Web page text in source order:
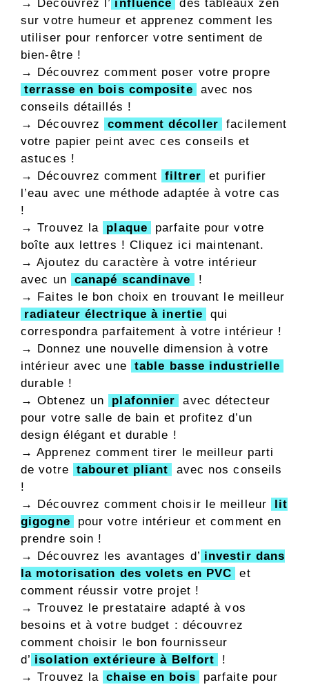
→ Découvrez l’ influence
des tableaux zen
sur votre humeur et apprenez comment les
utiliser pour renforcer votre sentiment de
bien-être !
→ Découvrez comment poser votre propre
terrasse en bois composite
avec nos
conseils détaillés !
→ Découvrez
comment décoller
facilement
votre papier peint avec ces conseils et
astuces !
→ Découvrez comment
filtrer
et purifier
l’eau avec une méthode adaptée à votre cas
!
→ Trouvez la
plaque
parfaite pour votre
boîte aux lettres ! Cliquez ici maintenant.
→ Ajoutez du caractère à votre intérieur
avec un
canapé scandinave
!
→ Faites le bon choix en trouvant le meilleur
radiateur électrique à inertie
qui
correspondra parfaitement à votre intérieur !
→ Donnez une nouvelle dimension à votre
intérieur avec une
table basse industrielle
durable !
→ Obtenez un
plafonnier
avec détecteur
pour votre salle de bain et profitez d’un
design élégant et durable !
→ Apprenez comment tirer le meilleur parti
de votre
tabouret pliant
avec nos conseils
!
→ Découvrez comment choisir le meilleur
lit
gigogne
pour votre intérieur et comment en
prendre soin !
→ Découvrez les avantages d’ investir dans
la motorisation des volets en PVC
et
comment réussir votre projet !
→ Trouvez le prestataire adapté à vos
besoins et à votre budget : découvrez
comment choisir le bon fournisseur
d’ isolation extérieure à Belfort
!
→ Trouvez la chaise en bois
parfaite pour